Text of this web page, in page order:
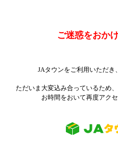
ご迷惑をおか
JAタウンをご利用いただき
ただいま大変込み合っているため
お時間をおいて再度アク